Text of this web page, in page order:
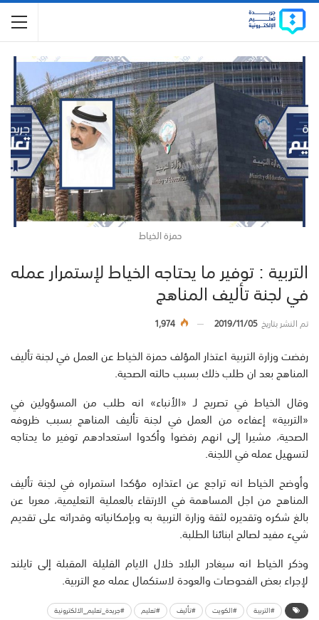
حمزة الخياط
التربية : توفير ما يحتاجه الخياط لإستمرار عمله
في لجنة تأليف المناهج
تم النشر بتاريخ2019/11/05
1,974
رفضت وزارة التربية اعتذار المؤلف حمزة الخياط عن العمل في لجنة تأليف
المناهج بعد ان طلب ذلك بسبب حالته الصحية.
وقال الخياط في تصريح لـ «الأنباء» انه طلب من المسؤولين في
«التربية» إعفاءه من العمل في لجنة تأليف المناهج بسبب ظروفه
الصحية، مشيرا إلى انهم رفضوا وأكدوا استعدادهم توفير ما يحتاجه
لتسهيل عمله في اللجنة.
وأوضح الخياط انه تراجع عن اعتذاره مؤكدا استمراره في لجنة تأليف
المناهج من اجل المساهمة في الارتقاء بالعملية التعليمية، معربا عن
بالغ شكره وتقديره لثقة وزارة التربية به وبإمكانياته وقدراته على تقديم
شيء مفيد لصالح ابنائنا الطلبة.
وذكر الخياط انه سيغادر البلاد خلال الايام القليلة المقبلة إلى تايلند
لإجراء بعض الفحوصات والعودة لاستكمال عمله مع التربية.
#التربية #الكويت #تأليف #تعليم
#جريدة_تعليم_الالكترونية